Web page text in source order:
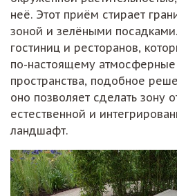
неё. Этот приём стирает
зоной и зелёными
гостиниц и ресторанов,
по-настоящему
пространства, подобное
оно позволяет сделать зону
естественной и
ландшафт.